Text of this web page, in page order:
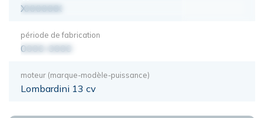
XXXXXXX
période de fabrication
0000-0000
moteur (marque-modèle-puissance)
Lombardini 13 cv